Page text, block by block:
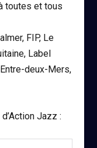
toutes et tous
FIP, Le
Label
deux-Mers,
Jazz :